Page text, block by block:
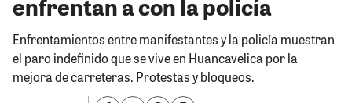
enfrentan a con la policía
Enfrentamientos entre manifestantes y la policía muestran
el paro indefinido que se vive en Huancavelica por la
mejora de carreteras. Protestas y bloqueos.